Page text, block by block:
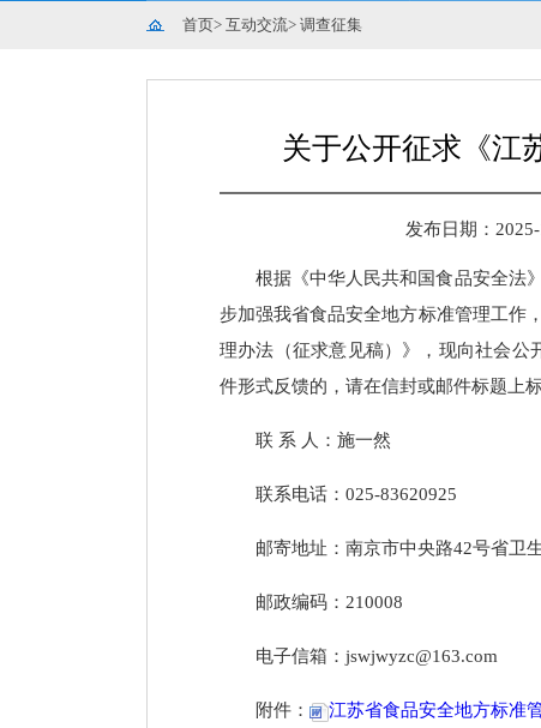
首页> 互动交流> 调查征集
关于公开征求《江
发布日期：
根据《中华人民共和国食品安全法
步加强我省食品安全地方标准管理工作
理办法（征求意见稿）》，现向社会公
件形式反馈的，请在信封或邮件标题上
联 系 人：施一然
联系电话：025-83620925
邮寄地址：南京市中央路42号省卫
邮政编码：210008
电子信箱：jswjwyzc@163.com
附件： 江苏省食品安全地方标准